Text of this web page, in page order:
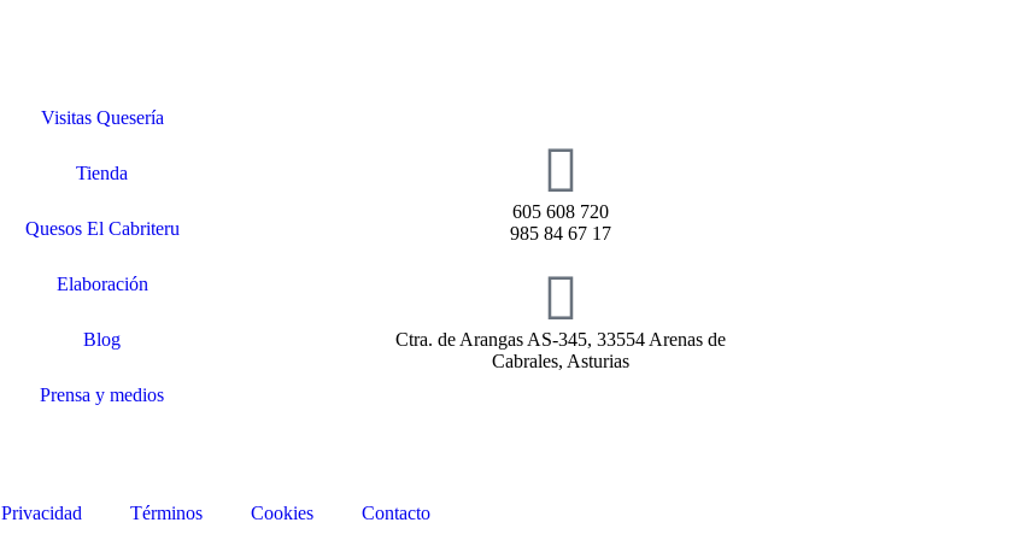
Visitas Quesería
Tienda
Quesos El Cabriteru
Elaboración
Blog
Prensa y medios
605 608 720
985 84 67 17
Ctra. de Arangas AS-345, 33554 Arenas de
Cabrales, Asturias
Privacidad Términos Cookies Contacto